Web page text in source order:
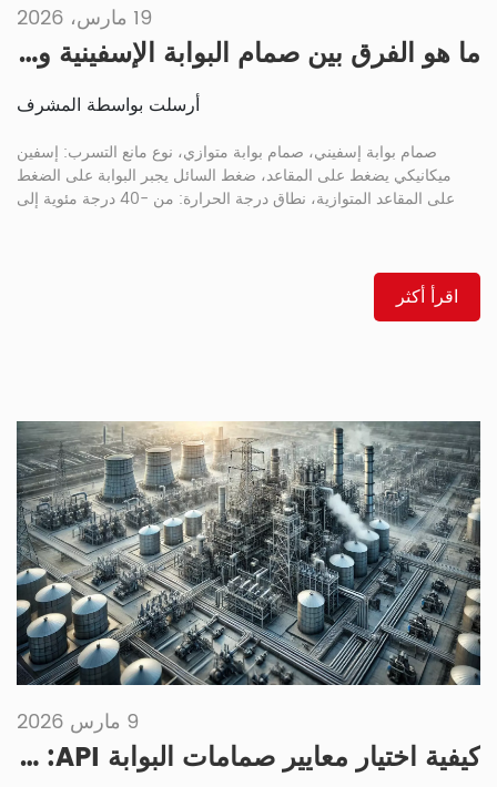
19 مارس، 2026
ما هو الفرق بين صمام البوابة الإسفينية والصمام البوابة الموازية؟
أرسلت بواسطة المشرف
صمام بوابة إسفيني، صمام بوابة متوازي، نوع مانع التسرب: إسفين
ميكانيكي يضغط على المقاعد، ضغط السائل يجبر البوابة على الضغط
على المقاعد المتوازية، نطاق درجة الحرارة: من -40 درجة مئوية إلى
متوسط)، الأنسب لـ: أنظمة الضغط العالي، النفط/الغاز، درجات الحرارة
اقرأ أكثر
9 مارس 2026
كيفية اختيار معايير صمامات البوابة API: شرح 7 مواصفات رئيسية